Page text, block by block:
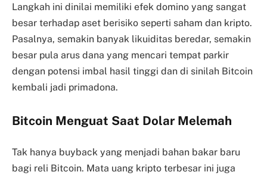
Langkah ini dinilai memiliki efek domino yang sangat
besar terhadap aset berisiko seperti saham dan kripto.
Pasalnya, semakin banyak likuiditas beredar, semakin
besar pula arus dana yang mencari tempat parkir
dengan potensi imbal hasil tinggi dan di sinilah Bitcoin
kembali jadi primadona.
Bitcoin Menguat Saat Dolar Melemah
Tak hanya buyback yang menjadi bahan bakar baru
bagi reli Bitcoin. Mata uang kripto terbesar ini juga